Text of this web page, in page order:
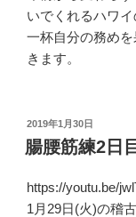
いでくれるハワ
一杯自分の務め
きます。
投
稿
日:
2019年1月30日
腸腰筋練2日目
https://youtu.be/
1月29日(火)の稽